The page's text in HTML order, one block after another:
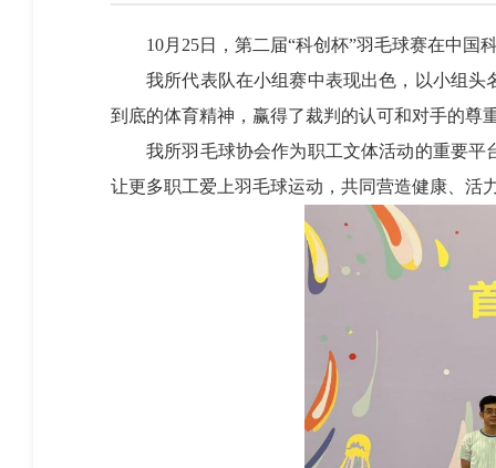
10月25日，第二届“科创杯”羽毛球赛在中国
我所代表队在小组赛中表现出色，以小组头
到底的体育精神，赢得了裁判的认可和对手的尊
我所羽毛球协会作为职工文体活动的重要平
让更多职工爱上羽毛球运动，共同营造健康、活